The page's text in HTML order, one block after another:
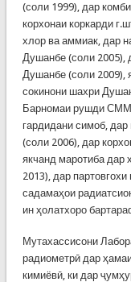
(соли 1999), дар
корхонаи коркарди
хлор ва аммиак, дар
Душанбе (соли 2005),
Душанбе (соли 2009),
сокинони шахри
Барномаи рушди СММ
гардидани симоб,
(соли 2006), дар
якчанд маротиба дар
2013), дар
садамаҳои
ин ҳолатхоро
Мутахассисони
радиометрӣ дар
кимиёвӣ, ки дар